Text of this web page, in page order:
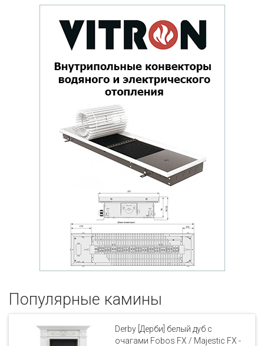
Популярные кaмины
Derby [Дерби] белый дуб с
очагами Fobos FX / Majestic FX -